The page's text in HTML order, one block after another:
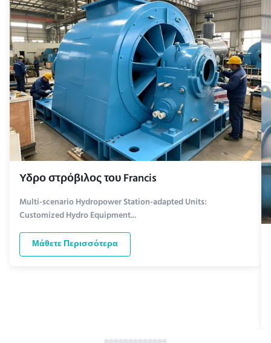
Υδρο στρόβιλος του Francis
Multi-scenario Hydropower Station-adapted Units:
Customized Hydro Equipment...
Μάθετε Περισσότερα